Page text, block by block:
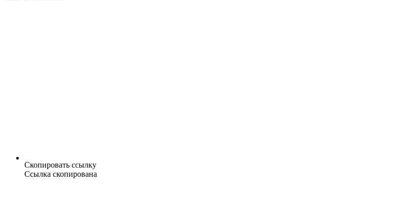
Скопировать ссылку
Ссылка скопирована